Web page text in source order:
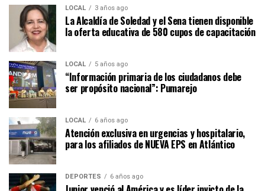
LOCAL 3 años ago
La Alcaldía de Soledad y el Sena tienen disponible
la oferta educativa de 580 cupos de capacitación
LOCAL 5 años ago
“Información primaria de los ciudadanos debe
ser propósito nacional”: Pumarejo
LOCAL 6 años ago
Atención exclusiva en urgencias y hospitalario,
para los afiliados de NUEVA EPS en Atlántico
DEPORTES 6 años ago